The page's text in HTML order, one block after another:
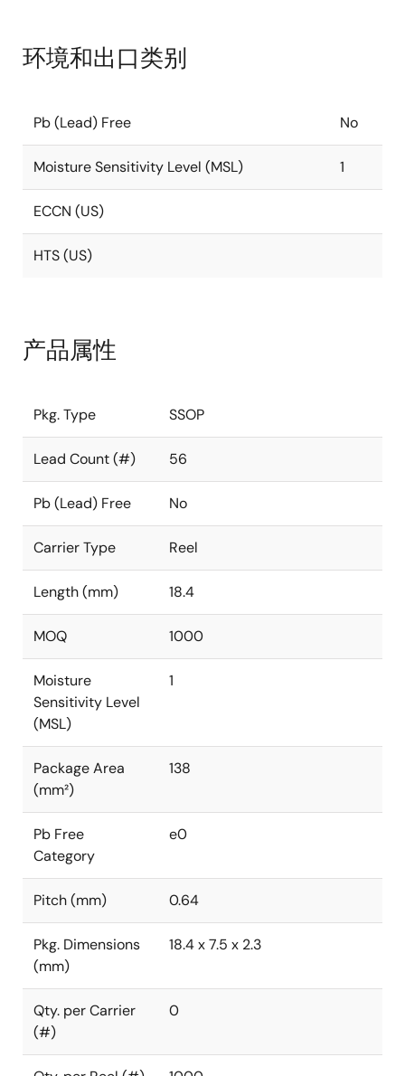
环境和出口类别
Pb (Lead) Free No
Moisture Sensitivity Level (MSL) 1
ECCN (US)
HTS (US)
产品属性
Pkg. Type SSOP
Lead Count (#) 56
Pb (Lead) Free No
Carrier Type Reel
Length (mm) 18.4
MOQ 1000
Moisture
Sensitivity Level
(MSL)
1
Package Area
(mm²)
138
Pb Free
Category
e0
Pitch (mm) 0.64
Pkg. Dimensions
(mm)
18.4 x 7.5 x 2.3
Qty. per Carrier
(#)
0